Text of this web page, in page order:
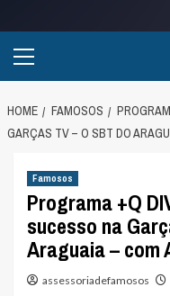
Menu
HOME FAMOSOS
GARÇAS TV – O SBT DO
Famosos
Programa +Q
sucesso na
Araguaia – com
assessoriadefamosos